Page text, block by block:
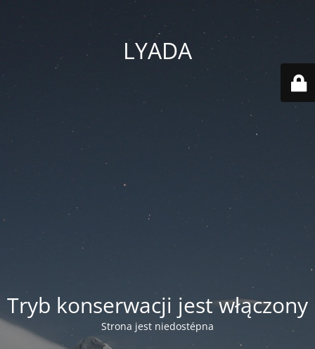
LYADA
Tryb konserwacji jest włączony
Strona jest niedostépna